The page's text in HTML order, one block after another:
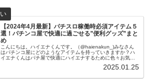
【2024年4月最新】パチスロ稼働時必須アイテム５
選！パチンコ屋で快適に過ごせる”便利グッズ”まと
め
こんにちは。ハイエナくんです。（@haienakun_)みなさん
はパチンコ屋にどのようなアイテムを持っていきますか？ハ
イエナくんはパチ屋で快適にハイエナするために色々お気に
2025.01.25